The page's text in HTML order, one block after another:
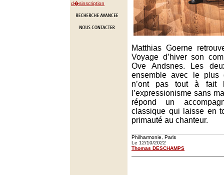
d�sinscription
Matthias Goerne
Voyage d’hiver son
Ove Andsnes. Les
ensemble avec le plus
n’ont pas tout à fait
l’expressionisme sans
répond un
classique qui laisse en
primauté au chanteur.
Philharmonie, Paris
Le 12/10/2022
Thomas DESCHAMPS